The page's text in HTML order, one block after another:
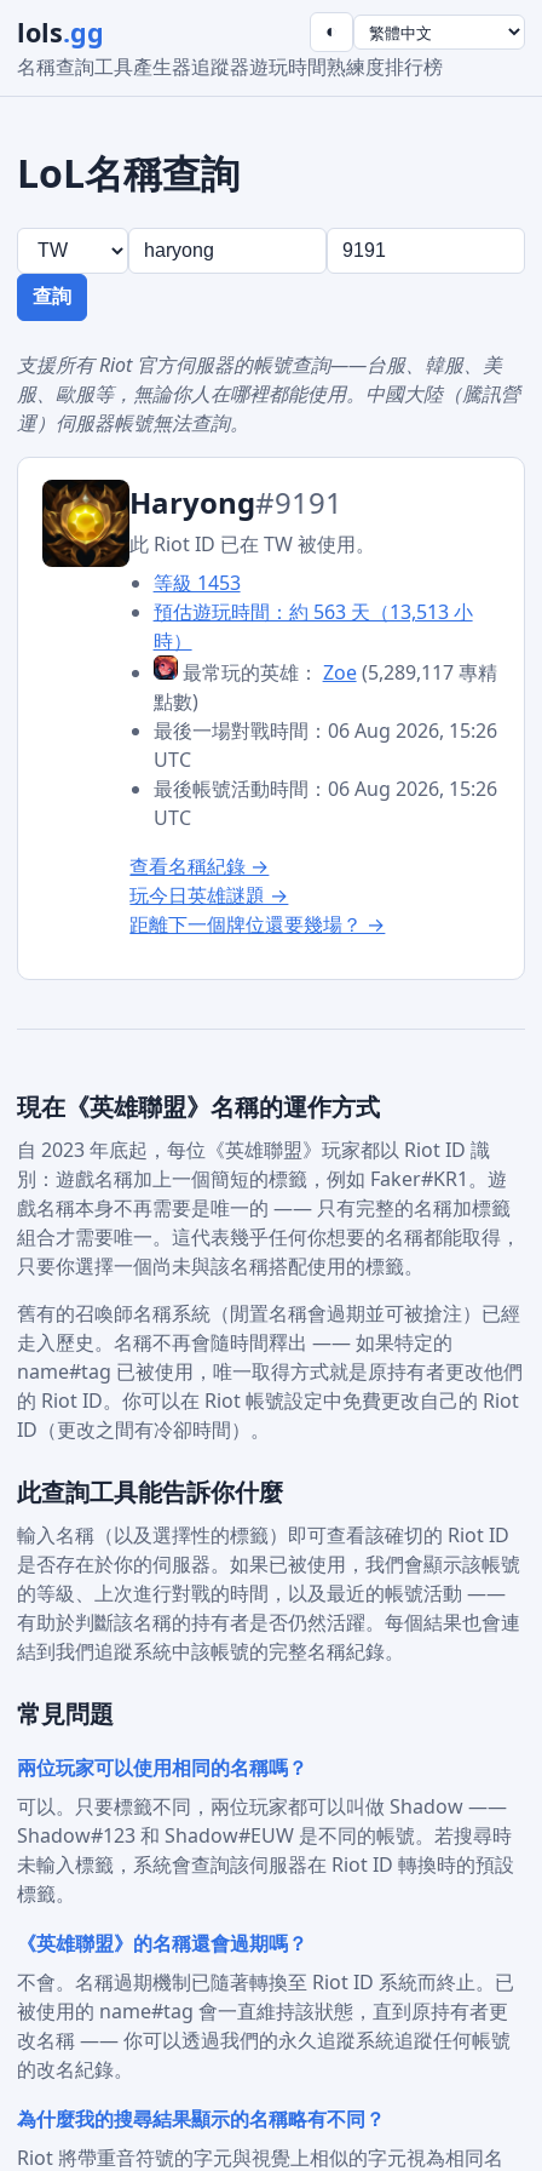
lols.gg
名稱查詢工具產生器追蹤器遊玩時間熟練度排行榜
◐
LoL名稱查詢
查詢
支援所有 Riot 官方伺服器的帳號查詢——台服、韓服、美
服、歐服等，無論你人在哪裡都能使用。中國大陸（騰訊營
運）伺服器帳號無法查詢。
Haryong#9191
此 Riot ID 已在 TW 被使用。
等級 1453
預估遊玩時間：約 563 天（13,513 小
時）
最常玩的英雄： Zoe(5,289,117 專精
點數)
最後一場對戰時間：06 Aug 2026, 15:26
UTC
最後帳號活動時間：06 Aug 2026, 15:26
UTC
查看名稱紀錄 →
玩今日英雄謎題 →
距離下一個牌位還要幾場？ →
現在《英雄聯盟》名稱的運作方式
自 2023 年底起，每位《英雄聯盟》玩家都以 Riot ID 識
別：遊戲名稱加上一個簡短的標籤，例如 Faker#KR1。遊
戲名稱本身不再需要是唯一的 —— 只有完整的名稱加標籤
組合才需要唯一。這代表幾乎任何你想要的名稱都能取得，
只要你選擇一個尚未與該名稱搭配使用的標籤。
舊有的召喚師名稱系統（閒置名稱會過期並可被搶注）已經
走入歷史。名稱不再會隨時間釋出 —— 如果特定的
name#tag 已被使用，唯一取得方式就是原持有者更改他們
的 Riot ID。你可以在 Riot 帳號設定中免費更改自己的 Riot
ID（更改之間有冷卻時間）。
此查詢工具能告訴你什麼
輸入名稱（以及選擇性的標籤）即可查看該確切的 Riot ID
是否存在於你的伺服器。如果已被使用，我們會顯示該帳號
的等級、上次進行對戰的時間，以及最近的帳號活動 ——
有助於判斷該名稱的持有者是否仍然活躍。每個結果也會連
結到我們追蹤系統中該帳號的完整名稱紀錄。
常見問題
兩位玩家可以使用相同的名稱嗎？
可以。只要標籤不同，兩位玩家都可以叫做 Shadow ——
Shadow#123 和 Shadow#EUW 是不同的帳號。若搜尋時
未輸入標籤，系統會查詢該伺服器在 Riot ID 轉換時的預設
標籤。
《英雄聯盟》的名稱還會過期嗎？
不會。名稱過期機制已隨著轉換至 Riot ID 系統而終止。已
被使用的 name#tag 會一直維持該狀態，直到原持有者更
改名稱 —— 你可以透過我們的永久追蹤系統追蹤任何帳號
的改名紀錄。
為什麼我的搜尋結果顯示的名稱略有不同？
Riot 將帶重音符號的字元與視覺上相似的字元視為相同名